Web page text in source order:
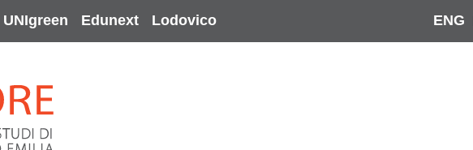
UNIgreen Edunext Lodovico ENG